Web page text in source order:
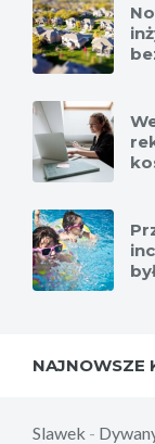
NAJNOWSZE
Slawek -